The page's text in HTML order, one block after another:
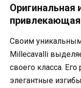
Оригинальная
Своим
Millecavalli
своего класса.
элегантные